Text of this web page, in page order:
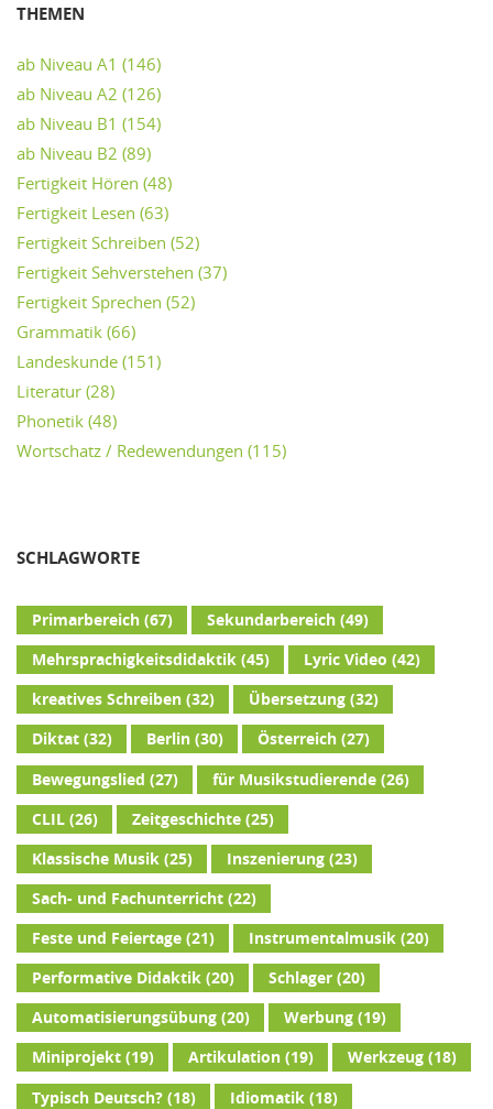
THEMEN
ab Niveau A1 (146)
ab Niveau A2 (126)
ab Niveau B1 (154)
ab Niveau B2 (89)
Fertigkeit Hören (48)
Fertigkeit Lesen (63)
Fertigkeit Schreiben (52)
Fertigkeit Sehverstehen (37)
Fertigkeit Sprechen (52)
Grammatik (66)
Landeskunde (151)
Literatur (28)
Phonetik (48)
Wortschatz / Redewendungen (115)
SCHLAGWORTE
Primarbereich(67) Sekundarbereich(49)
Mehrsprachigkeitsdidaktik(45) Lyric Video (42)
kreatives Schreiben(32) Übersetzung(32)
Diktat(32) Berlin(30) Österreich(27)
Bewegungslied (27) für Musikstudierende(26)
CLIL(26) Zeitgeschichte(25)
Klassische Musik(25) Inszenierung(23)
Sach- und Fachunterricht(22)
Feste und Feiertage(21) Instrumentalmusik(20)
Performative Didaktik(20) Schlager(20)
Automatisierungsübung(20) Werbung(19)
Miniprojekt(19) Artikulation(19) Werkzeug(18)
Typisch Deutsch?(18) Idiomatik(18)